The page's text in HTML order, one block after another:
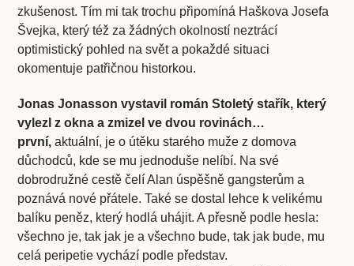
zkušenost. Tím mi tak trochu připomíná Haškova Josefa
Švejka, který též za žádných okolností neztrácí
optimistický pohled na svět a pokaždé situaci
okomentuje patřičnou historkou.
Jonas Jonasson vystavil román Stoletý stařík, který
vylezl z okna a zmizel ve dvou rovinách…
první, aktuální, je o útěku starého muže z domova
důchodců, kde se mu jednoduše nelíbí. Na své
dobrodružné cestě čelí Alan úspěšně gangsterům a
poznává nové přátele. Také se dostal lehce k velikému
balíku peněz, který hodlá uhájit. A přesně podle hesla:
všechno je, tak jak je a všechno bude, tak jak bude, mu
celá peripetie vychází podle představ.